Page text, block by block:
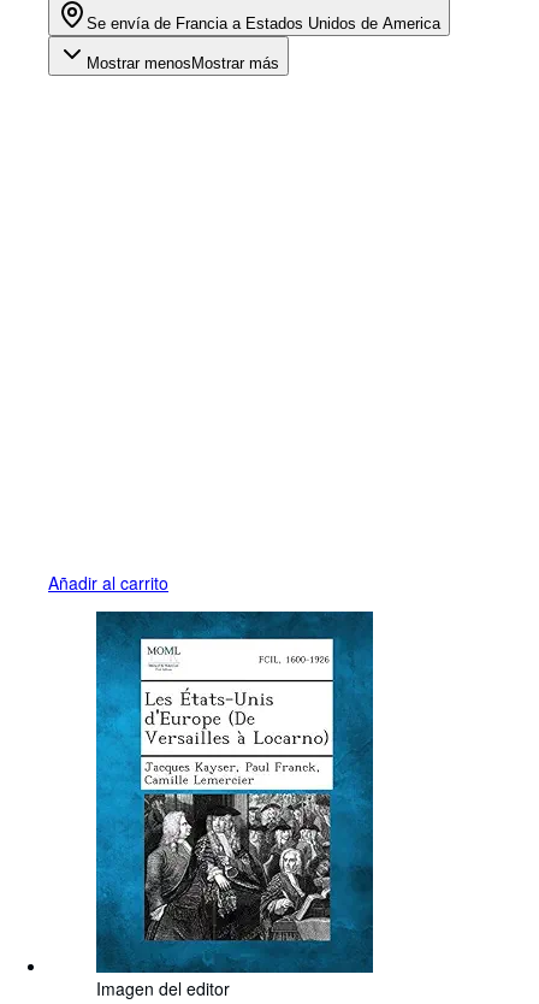
Se envía de Francia a Estados Unidos de America
Mostrar menos Mostrar más
Añadir al carrito
Imagen del editor